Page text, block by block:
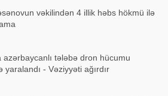
vəkilindən 4 illik həbs hökmü ilə
azərbaycanlı tələbə dron hücumu
yaralandı - Vəziyyəti ağırdır